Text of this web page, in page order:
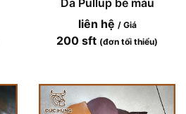
Da Pullup bẻ màu
liên hệ / Giá
200 sft (đơn tối thiểu)